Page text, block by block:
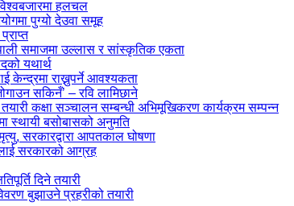
हलचल
पुग्यो देउवा समूह
समाजमा उल्लास र सांस्कृतिक एकता
यथार्थ
केन्द्रमा राख्नुपर्ने आवश्यकता
सकिनँ’ – रवि लामिछाने
कक्षा सञ्चालन सम्बन्धी अभिमूखिकरण कार्यक्रम सम्पन्न
स्थायी बसोबासको अनुमति
सरकारद्वारा आपतकाल घोषणा
सरकारको आग्रह
दिने तयारी
बुझाउने प्रहरीको तयारी